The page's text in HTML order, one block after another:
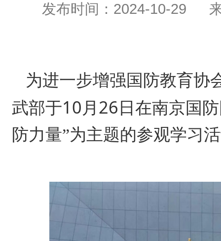
发布时间：2024-10-29
为进一步增强国防教育协
武部于10 月 26 日在南京国
防力量”为主题的参观学习